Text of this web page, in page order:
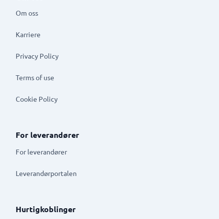
Om oss
Karriere
Privacy Policy
Terms of use
Cookie Policy
For leverandører
For leverandører
Leverandørportalen
Hurtigkoblinger